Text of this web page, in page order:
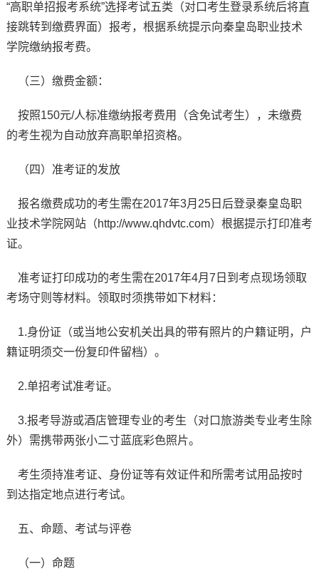
“高职单招报考系统”选择考试五类（对口考生登录系统后将直
接跳转到缴费界面）报考，根据系统提示向秦皇岛职业技术
学院缴纳报考费。
（三）缴费金额：
按照150元/人标准缴纳报考费用（含免试考生），未缴费
的考生视为自动放弃高职单招资格。
（四）准考证的发放
报名缴费成功的考生需在2017年3月25日后登录秦皇岛职
业技术学院网站（http://www.qhdvtc.com）根据提示打印准考
证。
准考证打印成功的考生需在2017年4月7日到考点现场领取
考场守则等材料。领取时须携带如下材料：
1.身份证（或当地公安机关出具的带有照片的户籍证明，户
籍证明须交一份复印件留档）。
2.单招考试准考证。
3.报考导游或酒店管理专业的考生（对口旅游类专业考生除
外）需携带两张小二寸蓝底彩色照片。
考生须持准考证、身份证等有效证件和所需考试用品按时
到达指定地点进行考试。
五、命题、考试与评卷
（一）命题